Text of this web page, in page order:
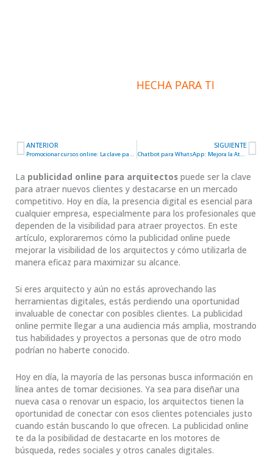
HECHA PARA TI
Ant
ANTERIOR
Promocionar cursos online: La clave para aumentar tu visibilidad y ventas
SIGUIENTE
Chatbot para WhatsApp: Mejora la Atención al Cliente con IA en tu Negocio
La publicidad online para arquitectos puede ser la clave
para atraer nuevos clientes y destacarse en un mercado
competitivo. Hoy en día, la presencia digital es esencial para
cualquier empresa, especialmente para los profesionales que
dependen de la visibilidad para atraer proyectos. En este
artículo, exploraremos cómo la publicidad online puede
mejorar la visibilidad de los arquitectos y cómo utilizarla de
manera eficaz para maximizar su alcance.
Si eres arquitecto y aún no estás aprovechando las
herramientas digitales, estás perdiendo una oportunidad
invaluable de conectar con posibles clientes. La publicidad
online permite llegar a una audiencia más amplia, mostrando
tus habilidades y proyectos a personas que de otro modo
podrían no haberte conocido.
Hoy en día, la mayoría de las personas busca información en
línea antes de tomar decisiones. Ya sea para diseñar una
nueva casa o renovar un espacio, los arquitectos tienen la
oportunidad de conectar con esos clientes potenciales justo
cuando están buscando lo que ofrecen. La publicidad online
te da la posibilidad de destacarte en los motores de
búsqueda, redes sociales y otros canales digitales.